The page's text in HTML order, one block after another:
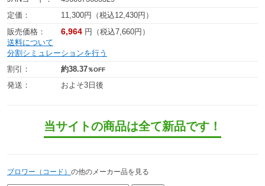
定価：
11,300円（税込12,430円）
販売価格：
6,964 円（税込7,660円）
送料について
分割シミュレーションを行う
割引：
約38.37％OFF
発送： およそ3日後
当サイトの商品は全て新品です！
ブロワー（コード） の他のメーカー品を見る